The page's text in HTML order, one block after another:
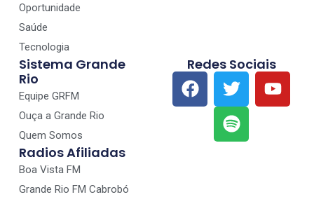
Oportunidade
Saúde
Tecnologia
Sistema Grande
Rio
Equipe GRFM
Ouça a Grande Rio
Quem Somos
Radios Afiliadas
Boa Vista FM
Grande Rio FM Cabrobó
Redes Sociais